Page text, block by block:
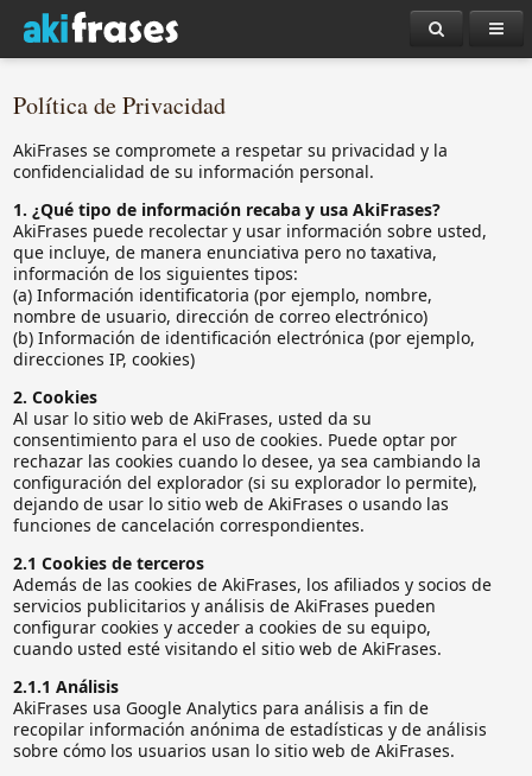
Política de Privacidad
AkiFrases se compromete a respetar su privacidad y la
confidencialidad de su información personal.
1. ¿Qué tipo de información recaba y usa AkiFrases?
AkiFrases puede recolectar y usar información sobre usted,
que incluye, de manera enunciativa pero no taxativa,
información de los siguientes tipos:
(a) Información identificatoria (por ejemplo, nombre,
nombre de usuario, dirección de correo electrónico)
(b) Información de identificación electrónica (por ejemplo,
direcciones IP, cookies)
2. Cookies
Al usar lo sitio web de AkiFrases, usted da su
consentimiento para el uso de cookies. Puede optar por
rechazar las cookies cuando lo desee, ya sea cambiando la
configuración del explorador (si su explorador lo permite),
dejando de usar lo sitio web de AkiFrases o usando las
funciones de cancelación correspondientes.
2.1 Cookies de terceros
Además de las cookies de AkiFrases, los afiliados y socios de
servicios publicitarios y análisis de AkiFrases pueden
configurar cookies y acceder a cookies de su equipo,
cuando usted esté visitando el sitio web de AkiFrases.
2.1.1 Análisis
AkiFrases usa Google Analytics para análisis a fin de
recopilar información anónima de estadísticas y de análisis
sobre cómo los usuarios usan lo sitio web de AkiFrases.